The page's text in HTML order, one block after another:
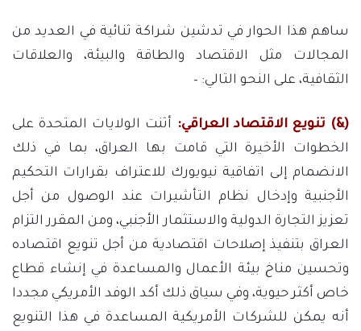
ساهم هذا الحوار في تدشين شراكة ثنائية في العديد من
المجالات مثل الاقتصاد والطاقة والبيئة، والعلاقات
الثقافية، على النحو التالي: –
(&) تنويع الاقتصاد العراقي:
أثنت الولايات المتحدة على
الخطوات الأخيرة التي قامت بها العراق، بما في ذلك
الانضمام إلى اتفاقية نيويورك للاعتراف بقرارات التحكيم
الأجنبية وإدخال نظام التأشيرات عند الوصول من أجل
تعزيز التجارة الدولية والاستثمار الأجنبي، ومن المقرر التزام
العراق بتنفيذ إصلاحات اقتصادية من أجل تنويع اقتصاده
وتحسين مناخ بيئة الأعمال والمساعدة في إنشاء قطاع
خاص أكثر حيوية، وفي سياق ذلك أكد الوفد الأمريكي مجددا
أنه يمكن للشركات الأمريكية المساعدة في هذا التنويع